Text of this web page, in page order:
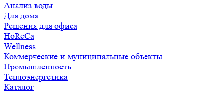
Анализ воды
Для дома
Решения для офиса
HoReCa
Wellness
Коммерческие и муниципальные объекты
Промышленность
Теплоэнергетика
Каталог